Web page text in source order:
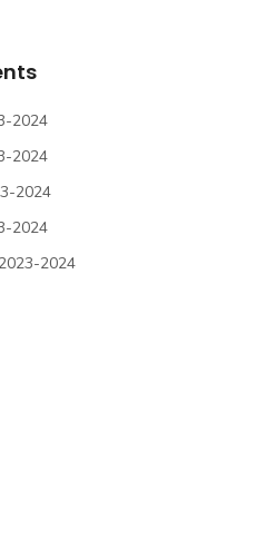
2024
2024
2024
2024
2024